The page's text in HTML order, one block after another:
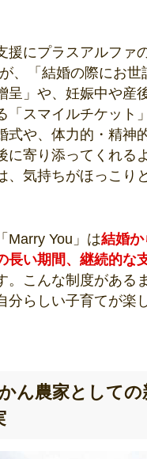
援にプラスアルファ
、「結婚の際にお世
呈」や、妊娠中や産
「スマイルチケット
式や、体力的・精神
に寄り添ってくれる
、気持ちがほっこり
Marry You」は結婚
長い期間、継続的な
。こんな制度がある
分らしい子育てが楽
ん農家としての